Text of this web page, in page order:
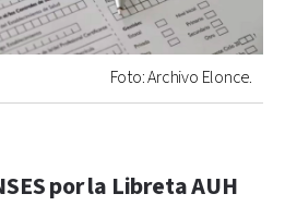
Foto: Archivo Elonce.
por la Libreta AUH